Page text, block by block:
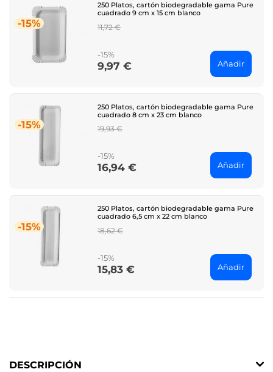
-15%
250 Platos, cartón biodegradable gama Pure
cuadrado 9 cm x 15 cm blanco
Regular
11,72 €
-15%
Price
9,97 € Añadir
-15%
250 Platos, cartón biodegradable gama Pure
cuadrado 8 cm x 23 cm blanco
Regular
19,93 €
-15%
Price
16,94 € Añadir
-15%
250 Platos, cartón biodegradable gama Pure
cuadrado 6,5 cm x 22 cm blanco
Regular
18,62 €
-15%
Price
15,83 € Añadir
DESCRIPCIÓN